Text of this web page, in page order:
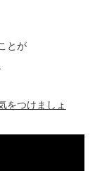
とが
をつけましょ